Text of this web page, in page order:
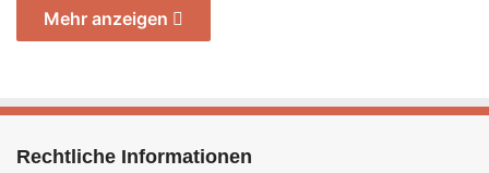
Mehr anzeigen
Rechtliche Informationen